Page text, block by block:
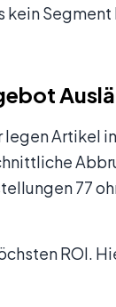
kein
Artikel
77
ROI.